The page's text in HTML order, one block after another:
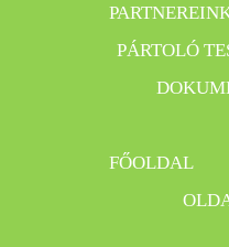
PÁRTOLÓ
FŐOLDAL